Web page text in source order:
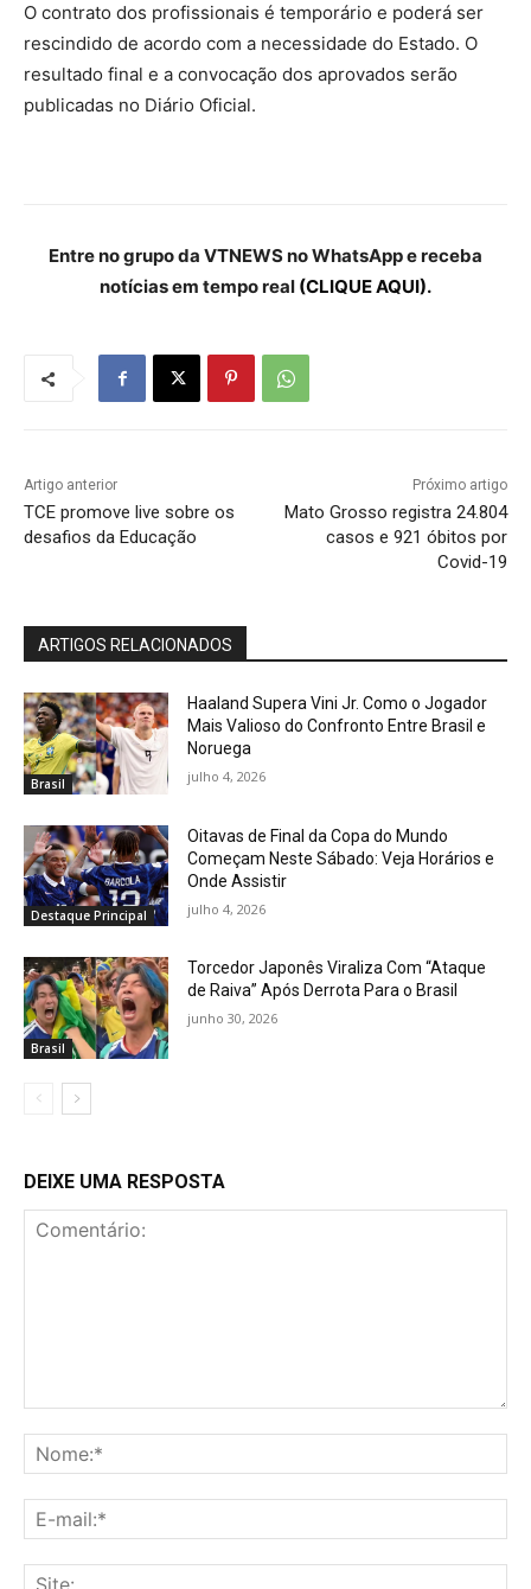
O contrato dos profissionais é temporário e poderá ser
rescindido de acordo com a necessidade do Estado. O
resultado final e a convocação dos aprovados serão
publicadas no Diário Oficial.
Entre no grupo da VTNEWS no WhatsApp e receba
notícias em tempo real (CLIQUE AQUI).
Artigo anterior
TCE promove live sobre os
desafios da Educação
Próximo artigo
Mato Grosso registra 24.804
casos e 921 óbitos por
Covid-19
ARTIGOS RELACIONADOS
Brasil
Haaland Supera Vini Jr. Como o Jogador
Mais Valioso do Confronto Entre Brasil e
Noruega
julho 4, 2026
Destaque Principal
Oitavas de Final da Copa do Mundo
Começam Neste Sábado: Veja Horários e
Onde Assistir
julho 4, 2026
Brasil
Torcedor Japonês Viraliza Com “Ataque
de Raiva” Após Derrota Para o Brasil
junho 30, 2026
DEIXE UMA RESPOSTA